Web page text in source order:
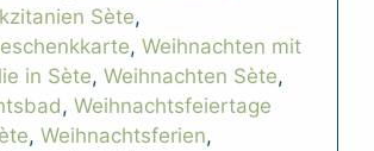
Sète,
, Weihnachten mit
in Sète, Weihnachten Sète,
, Weihnachtsfeiertage
, Weihnachtsferien,